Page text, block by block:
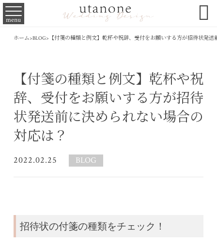
menu 
ホーム>BLOG> 【付箋の種類と例文】乾杯や祝辞、受付をお願いする方が招待状発
【付箋の種類と例文】乾杯や祝
辞、受付をお願いする方が招待
状発送前に決められない場合の
対応は？
2022.02.25 BLOG
招待状の付箋の種類をチェック！